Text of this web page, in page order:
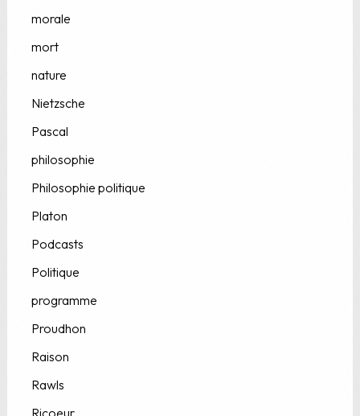
morale
mort
nature
Nietzsche
Pascal
philosophie
Philosophie politique
Platon
Podcasts
Politique
programme
Proudhon
Raison
Rawls